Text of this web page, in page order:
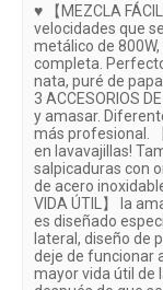
♥ 【MEZCLA
velocidades que
metálico de
completa.
nata, puré de
3 ACCESORIOS
y amasar.
más profesional.
en lavavajillas!
salpicaduras con
de acero
VIDA ÚTIL】 la
es diseñado
lateral, diseño de
deje de funcionar
mayor vida útil de